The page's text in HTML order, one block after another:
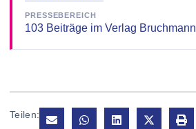
PRESSEBEREICH
103 Beiträge im Verlag Bruchmann
Teilen: